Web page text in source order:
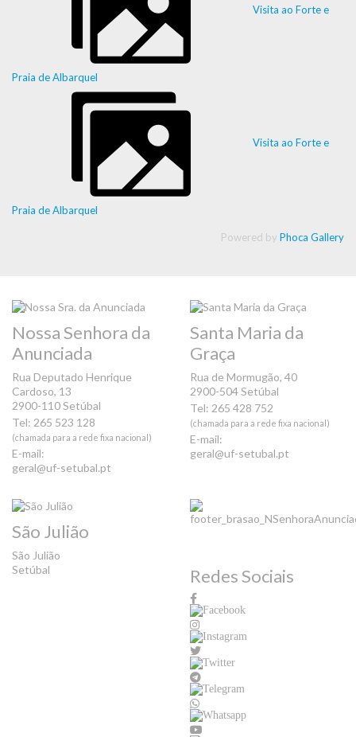
Visita ao Forte e
Praia de Albarquel
Visita ao Forte e
Praia de Albarquel
Powered by Phoca Gallery
Nossa Senhora da
Anunciada
Rua Deputado Henrique
Cardoso, 13
2900-110 Setúbal
Tel: 265 523 128
(chamada para a rede fixa nacional)
E-mail:
geral@uf-setubal.pt
Santa Maria da
Graça
Rua de Mormugão, 40
2900-504 Setúbal
Tel: 265 428 752
(chamada para a rede fixa nacional)
E-mail:
geral@uf-setubal.pt
São Julião
São Julião
Setúbal
Redes Sociais